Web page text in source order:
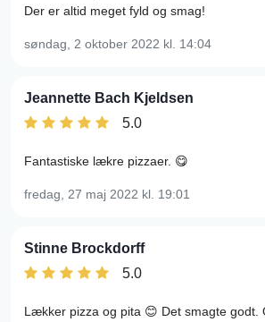
Der er altid meget fyld og smag!
søndag, 2 oktober 2022 kl. 14:04
Jeannette Bach Kjeldsen
5.0
Fantastiske lækre pizzaer. 😋
fredag, 27 maj 2022 kl. 19:01
Stinne Brockdorff
5.0
Lækker pizza og pita 😊 Det smagte godt.